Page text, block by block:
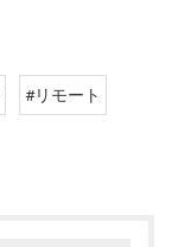
#リモート